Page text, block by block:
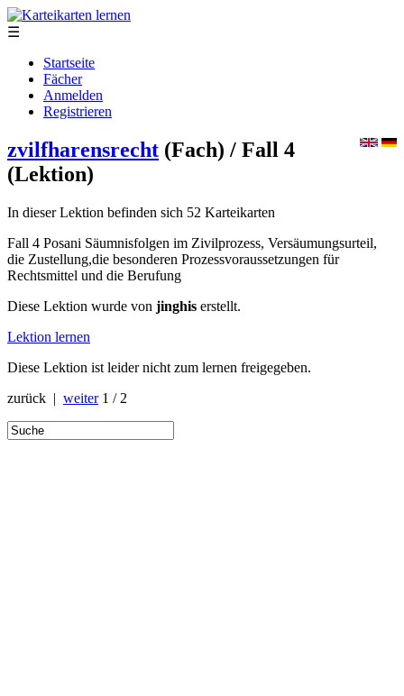
☰
Startseite
Fächer
Anmelden
Registrieren
zvilfharensrecht (Fach) / Fall 4
(Lektion)
In dieser Lektion befinden sich 52 Karteikarten
Fall 4 Posani Säumnisfolgen im Zivilprozess, Versäumungsurteil,
die Zustellung,die besonderen Prozessvoraussetzungen für
Rechtsmittel und die Berufung
Diese Lektion wurde von jinghis erstellt.
Lektion lernen
Diese Lektion ist leider nicht zum lernen freigegeben.
zurück | weiter 1 / 2